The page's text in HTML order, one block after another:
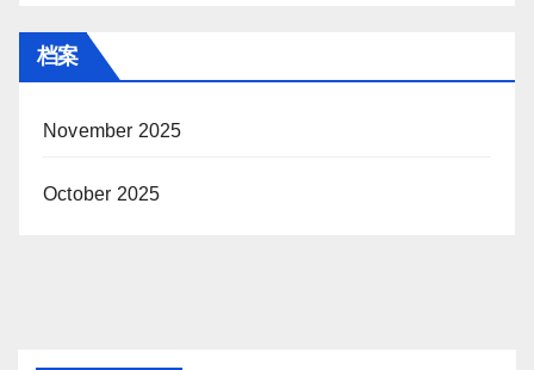
档案
November 2025
October 2025